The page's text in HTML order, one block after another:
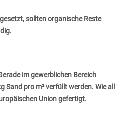
sollten organische Reste
im gewerblichen Bereich
pro m² verfüllt werden. Wie all
Union gefertigt.